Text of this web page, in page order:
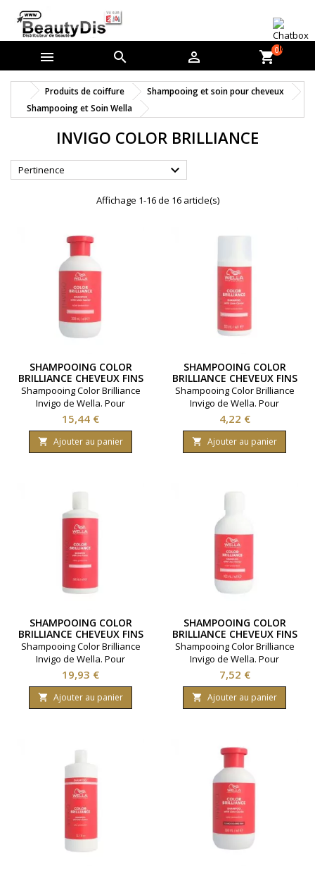
   shopping_cart0
Produits de coiffure
Shampooing et soin pour cheveux
Shampooing et Soin Wella
INVIGO COLOR BRILLIANCE
Pertinence 
Affichage 1-16 de 16 article(s)
SHAMPOOING COLOR
BRILLIANCE CHEVEUX FINS
WELLA 300ML
Shampooing Color Brilliance
Invigo de Wella. Pour
cheveux fins à moyen.
Préserve l'éclat de la
coloration. Contenance
300ml.
Prix
15,44 €
 Ajouter au panier
SHAMPOOING COLOR
BRILLIANCE CHEVEUX FINS
WELLA 50ML
Shampooing Color Brilliance
Invigo de Wella. Pour
cheveux fins à moyen.
Préserve l'éclat de la
coloration. Contenance 50ml.
Prix
4,22 €
 Ajouter au panier
SHAMPOOING COLOR
BRILLIANCE CHEVEUX FINS
WELLA 500ML
Shampooing Color Brilliance
Invigo de Wella. Pour
cheveux fins à moyen.
Préserve l'éclat de la
coloration. Contenance
500ml.
Prix
19,93 €
 Ajouter au panier
SHAMPOOING COLOR
BRILLIANCE CHEVEUX FINS
WELLA 100ML
Shampooing Color Brilliance
Invigo de Wella. Pour
cheveux fins à moyen.
Préserve l'éclat de la
coloration. Contenance
100ml.
Prix
7,52 €
 Ajouter au panier